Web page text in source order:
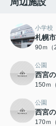
小学校
札幌
90ｍ（
公園
西宮
150ｍ
公園
西宮
170ｍ